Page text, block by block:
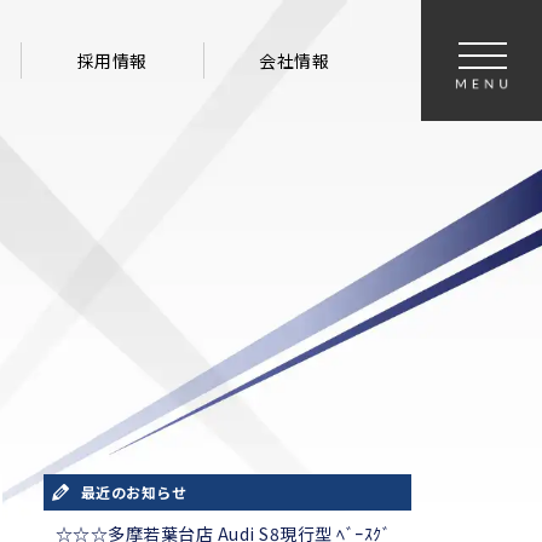
採用情報 会社情報
最近のお知らせ
☆☆☆多摩若葉台店 Audi S8現行型 ﾍﾞｰｽｸﾞ